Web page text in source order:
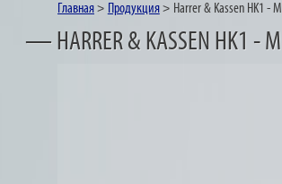
Главная > Продукция > Harrer & Kassen HK1 - M
— HARRER & KASSEN HK1 - M